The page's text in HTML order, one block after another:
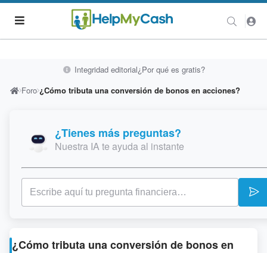
Integridad editorial¿Por qué es gratis?
Foro ¿Cómo tributa una conversión de bonos en acciones?
¿Tienes más preguntas?
Nuestra IA te ayuda al instante
¿Cómo tributa una conversión de bonos en